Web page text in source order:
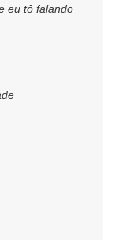
eu tô falando